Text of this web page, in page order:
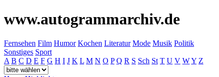
www.autogrammarchiv.de
Fernsehen Film Humor Kochen Literatur Mode Musik Politik
Sonstiges Sport
A B C D E F G H I J K L M N O P Q R S Sch St T U V WY Z